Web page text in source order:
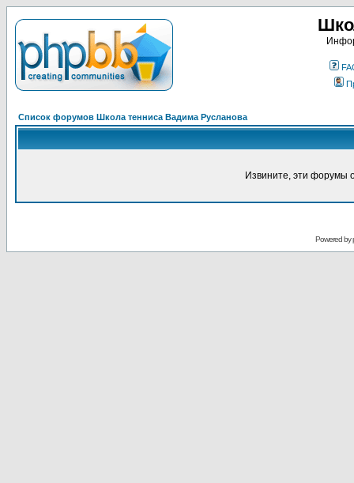
Список форумов Школа тенниса Вадима Русланова
Извините, эти форумы
Powered by